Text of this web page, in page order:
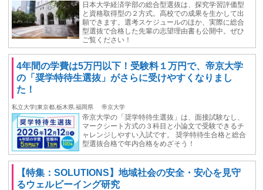
日本大学経済学部の総合型選抜は、探究学習評価型
と資格取得型の２方式。高校での成果を生かして出
願できます。選考スケジュールのほか、実際に総合
型選抜で合格した先輩の志望理由書も公開中。ぜひ
ご覧ください！
4年間の学費は5万円以下！受験料１万円で、帝京大学
の「奨学特待生選抜」がさらに受けやすくなりまし
た！
私立大学|東京都,栃木県,福岡県 帝京大学
帝京大学の「奨学特待生選抜」は、面接試験なし、
マークシート方式の３科目と小論文で受験できるチ
ャレンジしやすい入試です。 奨学特待生合格と総合
型選抜合格で年内合格をめざそう！
【特集：SOLUTIONS】地域社会の安全・安心を見守
るウェルビーイング研究